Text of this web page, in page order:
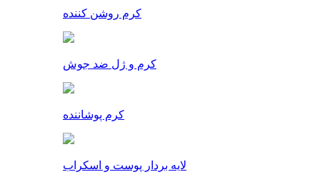
کرم روشن کننده
کرم و ژل ضد جوش
کرم پوشاننده
لایه بردار پوست و اسکراب